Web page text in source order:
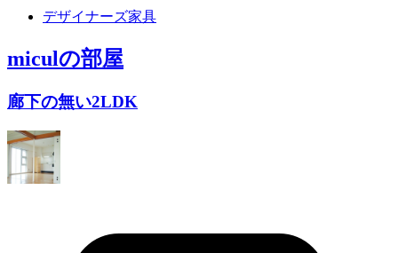
デザイナーズ家具
miculの部屋
廊下の無い2LDK